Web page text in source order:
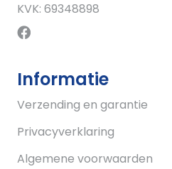
KVK: 69348898
Informatie
Verzending en garantie
Privacyverklaring
Algemene voorwaarden